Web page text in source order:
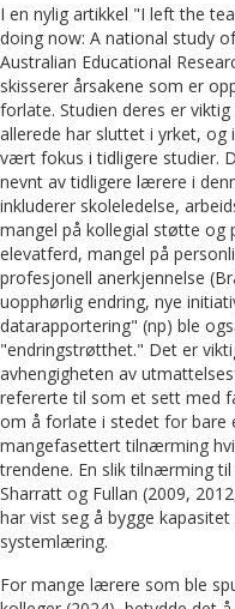
I en nylig artikkel "I left the
doing now: A national study
Australian Educational
skisserer årsakene som er
forlate. Studien deres er
allerede har sluttet i yrket,
vært fokus i tidligere studier.
nevnt av tidligere lærere i
inkluderer skoleledelse,
mangel på kollegial støtte
elevatferd, mangel på
profesjonell anerkjennelse
uopphørlig endring, nye
datarapportering" (np) ble
"endringstrøtthet." Det er
avhengigheten av
refererte til som et sett med
om å forlate i stedet for bare
mangefasettert tilnærming
trendene. En slik tilnærming
Sharratt og Fullan (2009,
har vist seg å bygge
systemlæring.
For mange lærere som ble